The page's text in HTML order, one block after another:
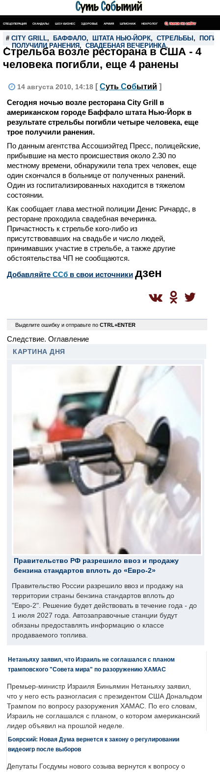
СПЕЦОПЕРАЦИЯ СКАНДАЛЫ ШОУ-БИЗНЕС ЗДОРОВЬЕ АРМИЯ ШПИОНАЖ НЕКРОЛОГ ПОИСК ПО САЙТУ
# CITY GRILL, БАФФАЛО, ШТАТА НЬЮ-ЙОРК, СТРЕЛЬБЫ ,
,
ПОЛУЧИЛИ РАНЕНИЯ, СВАДЕБНАЯ ВЕЧЕРИНКА,
Стрельба возле ресторана в США - 4
человека погибли, еще 4 ранены
14 августа 2010, 14:18 [ Суть Событий ]
Сегодня ночью возле ресторана City Grill в
американском городе Баффало штата Нью-Йорк в
результате стрельбы погибли четыре человека, еще
трое получили ранения.
По данным агентства Ассошиэйтед Пресс, полицейские,
прибывшие на место происшествия около 2.30 по
местному времени, обнаружили тела трех человек, еще
один скончался в больнице от полученных ранений.
Один из госпитализированных находится в тяжелом
состоянии.
Как сообщает глава местной полиции Денис Ричардс, в
ресторане проходила свадебная вечеринка.
Причастность к стрельбе кого-либо из
присутствовавших на свадьбе и число людей,
принимавших участие в стрельбе, а также другие
обстоятельства ЧП не сообщаются.
Добавляйте CСб в свои источники дзен
Выделите ошибку и отправьте по CTRL+ENTER
Следствие. Оглавление
КАРТИНА ДНЯ
Правительство РФ разрешило ввоз и продажу
бензина стандартов вплоть до «Евро-2»
Правительство России разрешило ввоз и продажу на
территории страны бензина стандартов вплоть до
"Евро-2". Решение будет действовать в течение года - до
1 июля 2027 года. Автозаправочные станции будут
обязаны предоставлять информацию о классе
продаваемого топлива.
Нетаньяху заявил, что Израиль не соглашался с планом
трамповского "Совета мира" по разоружению ХАМАС
Премьер-министр Израиля Биньямин Нетаньяху заявил,
что у него есть разногласия с президентом США Дональдом
Трампом по вопросу разоружения ХАМАС. По его словам,
Израиль не соглашался с планом, о котором американский
лидер объявил на прошлой неделе.
Боярский: Новая Дума вернется к закону о регулировании
видеоигр после выборов
Депутаты Госдумы нового созыва вернутся к вопросу о